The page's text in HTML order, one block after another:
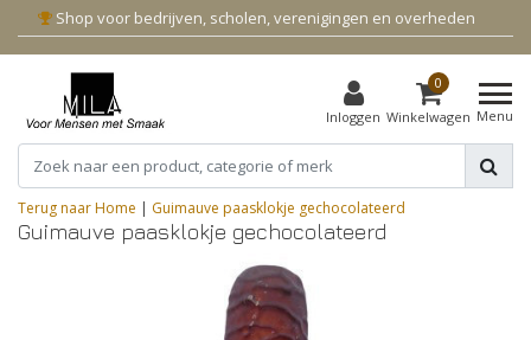
Shop voor bedrijven, scholen, verenigingen en overheden
Inloggen
0
Winkelwagen Menu
Terug naar Home | Guimauve paasklokje gechocolateerd
Guimauve paasklokje gechocolateerd